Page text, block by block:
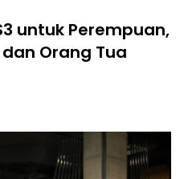
untuk Perempuan,
Orang Tua